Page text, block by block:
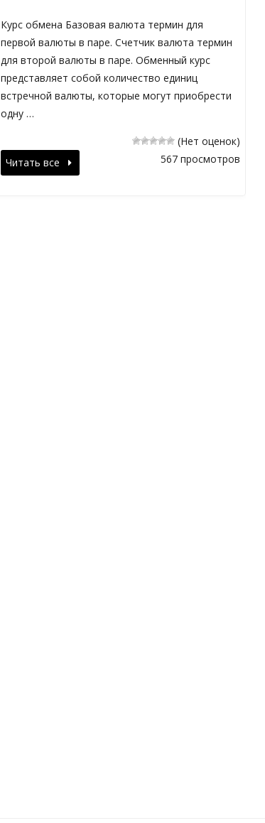
Курс обмена Базовая валюта термин для
первой валюты в паре. Счетчик валюта термин
для второй валюты в паре. Обменный курс
представляет собой количество единиц
встречной валюты, которые могут приобрести
одну …
(Нет оценок)
567 просмотров
Читать все